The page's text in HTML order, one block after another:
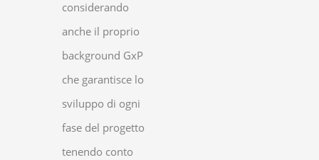
considerando
anche il proprio
background GxP
che garantisce lo
sviluppo di ogni
fase del progetto
tenendo conto